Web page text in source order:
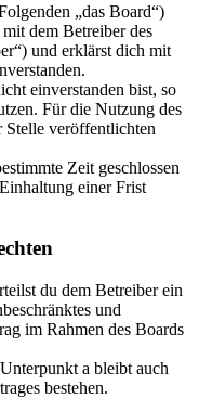
„das Board“)
dem Betreiber des
und erklärst dich mit
einverstanden bist, so
Für die Nutzung des
Stelle veröffentlichten
Zeit geschlossen
einer Frist
du dem Betreiber ein
und
im Rahmen des Boards
a bleibt auch
bestehen.